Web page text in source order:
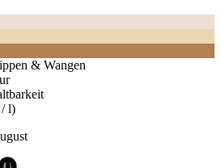
& Wangen
l)